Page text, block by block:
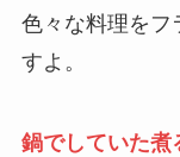
色々な料理をフ
すよ。
鍋でしていた煮